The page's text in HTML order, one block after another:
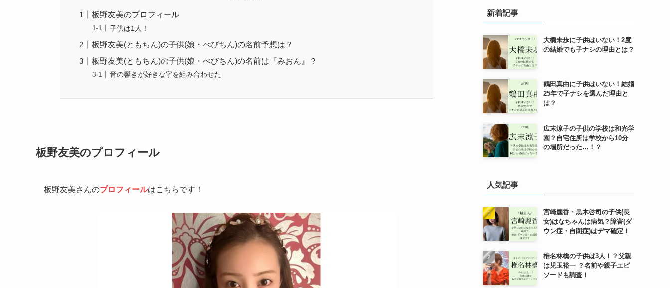
板野友美のプロフィール
子供は1人！
板野友美(ともちん)の子供(娘・べびちん)の名前予想は？
板野友美(ともちん)の子供(娘・べびちん)の名前は『みおん』？
音の響きが好きな字を組み合わせた
板野友美のプロフィール
板野友美さんのプロフィールはこちらです！
新着記事
大橋未歩に子供はいない！2度
の結婚でも子ナシの理由とは？
鶴田真由に子供はいない！結婚
25年で子ナシを選んだ理由と
は？
広末涼子の子供の学校は和光学
園？自宅住所は学校から10分
の場所だった…！？
人気記事
宮崎麗香・黒木啓司の子供(長
女)はなちゃんは病気？障害(ダ
ウン症・自閉症)はデマ確定！
椎名林檎の子供は3人！？父親
は児玉裕一 ？名前や親子エピ
ソードも調査！